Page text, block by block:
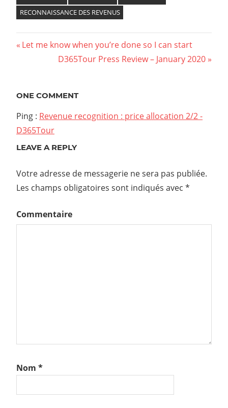
RECONNAISSANCE DES REVENUS
Navigation
l’article
Previous
Let me know when you’re done so I can start
Next
D365Tour Press Review – January 2020
ONE COMMENT
Ping : Revenue recognition : price allocation 2/2 -
D365Tour
LEAVE A REPLY
Votre adresse de messagerie ne sera pas publiée.
Les champs obligatoires sont indiqués avec *
Commentaire
Nom *